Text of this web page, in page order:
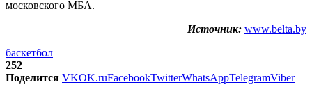
московского МБА.
Источник: www.belta.by
баскетбол
252
Поделится VKOK.ruFacebookTwitterWhatsAppTelegramViber